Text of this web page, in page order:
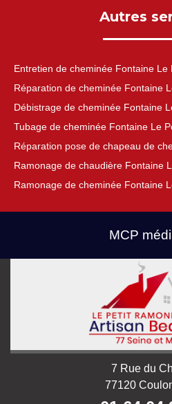
Autres
Entretien de cheminée Fontaine Le
Réparation de cheminée Fontaine
Débistrage de cheminée Fontaine
Tubage de cheminée Fontaine Le
Réparation pose de chapeau de
Ramonage de chaudière Fontaine
Ramonage de cheminée Fontaine
MCP
7 Rue du
77120